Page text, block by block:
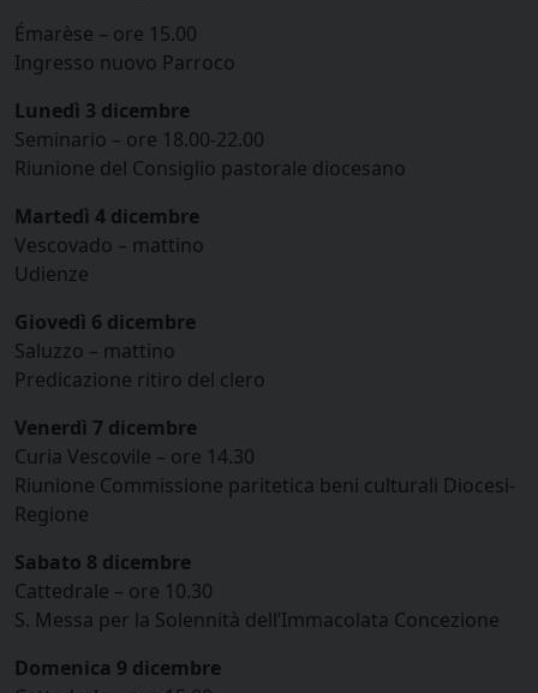
Émarèse – ore 15.00
Ingresso nuovo Parroco
Lunedì 3 dicembre
Seminario – ore 18.00-22.00
Riunione del Consiglio pastorale diocesano
Martedì 4 dicembre
Vescovado – mattino
Udienze
Giovedì 6 dicembre
Saluzzo – mattino
Predicazione ritiro del clero
Venerdì 7 dicembre
Curia Vescovile – ore 14.30
Riunione Commissione paritetica beni culturali Diocesi-
Regione
Sabato 8 dicembre
Cattedrale – ore 10.30
S. Messa per la Solennità dell’Immacolata Concezione
Domenica 9 dicembre